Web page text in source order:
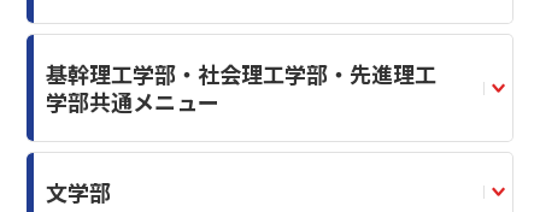
基幹理工学部・社会理工学部・先進理工
学部共通メニュー
文学部